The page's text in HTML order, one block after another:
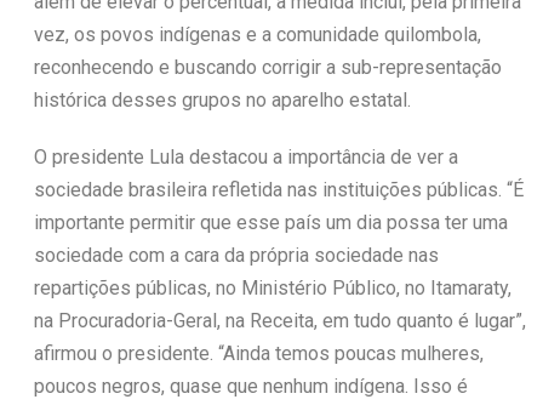
vez, os povos indígenas e a comunidade quilombola,
reconhecendo e buscando corrigir a sub-representação
histórica desses grupos no aparelho estatal.
O presidente Lula destacou a importância de ver a
sociedade brasileira refletida nas instituições públicas. “É
importante permitir que esse país um dia possa ter uma
sociedade com a cara da própria sociedade nas
repartições públicas, no Ministério Público, no Itamaraty,
na Procuradoria-Geral, na Receita, em tudo quanto é lugar”,
afirmou o presidente. “Ainda temos poucas mulheres,
poucos negros, quase que nenhum indígena. Isso é